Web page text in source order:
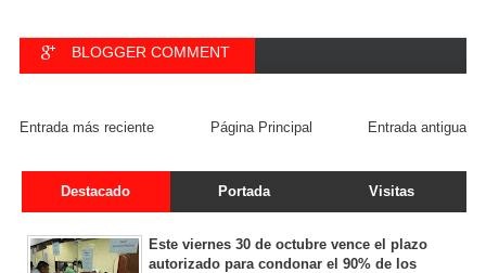
BLOGGER COMMENT
Entrada más reciente Entrada antigua
Página Principal
Destacado Portada Visitas
Este viernes 30 de octubre vence el plazo
autorizado para condonar el 90% de los